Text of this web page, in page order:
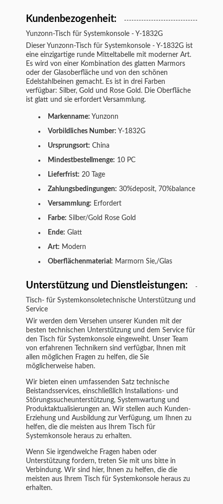
Kundenbezogenheit:
Yunzonn-Tisch für Systemkonsole - Y-1832G
Dieser Yunzonn-Tisch für Systemkonsole - Y-1832G ist
eine einzigartige runde Mitteltabelle mit moderner Art.
Es wird von einer Kombination des glatten Marmors
oder der Glasoberfläche und von den schönen
Edelstahlbeinen gemacht. Es ist in drei Farben
verfügbar: Silber, Gold und Rose Gold. Die Oberfläche
ist glatt und sie erfordert Versammlung.
Markenname: Yunzonn
Vorbildliches Number: Y-1832G
Ursprungsort: China
Mindestbestellmenge: 10 PC
Lieferfrist: 20 Tage
Zahlungsbedingungen: 30%deposit, 70%balance
Versammlung: Erfordert
Farbe: Silber/Gold Rose Gold
Ende: Glatt
Art: Modern
Oberflächenmaterial: Marmorn Sie,/Glas
Unterstützung und Dienstleistungen:
Tisch- für Systemkonsoletechnische Unterstützung und
Service
Wir werden dem Versehen unserer Kunden mit der
besten technischen Unterstützung und dem Service für
den
Tisch für Systemkonsole eingeweiht. Unser Team
von erfahrenen Technikern sind verfügbar, Ihnen mit
allen möglichen Fragen zu helfen, die Sie
möglicherweise haben.
Wir bieten einen umfassenden Satz technische
Beistandsservices, einschließlich Installations- und
Störungssucheunterstützung, Systemwartung und
Produktaktualisierungen an. Wir stellen auch Kunden-
Erziehung und Ausbildung zur Verfügung, um Ihnen zu
helfen, die die meisten aus Ihrem Tisch für
Systemkonsole heraus zu erhalten.
Wenn Sie irgendwelche Fragen haben oder
Unterstützung fordern, treten Sie mit uns bitte in
Verbindung. Wir sind hier, Ihnen zu helfen, die die
meisten aus Ihrem
Tisch für Systemkonsole heraus zu
erhalten.